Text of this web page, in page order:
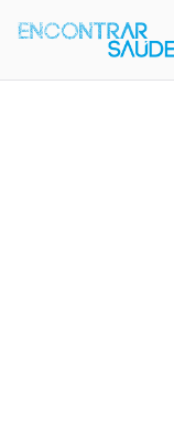
para
o